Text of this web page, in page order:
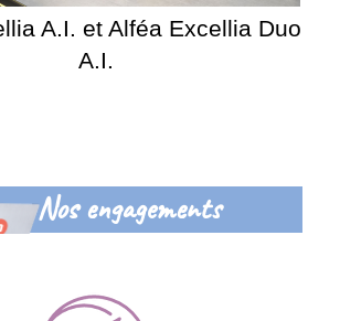
A.I. et Alféa Excellia Duo
A.I.
Nos engagements